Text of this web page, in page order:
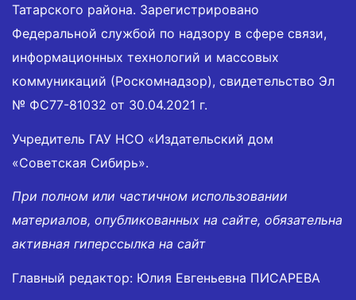
Татарского района. Зарегистрировано
Федеральной службой по надзору в сфере связи,
информационных технологий и массовых
коммуникаций (Роскомнадзор), свидетельство Эл
№ ФС77-81032 от 30.04.2021 г.
Учредитель ГАУ НСО «Издательский дом
«Советская Сибирь».
При полном или частичном использовании
материалов, опубликованных на сайте, обязательна
активная гиперссылка на сайт
Главный редактор: Юлия Евгеньевна ПИСАРЕВА